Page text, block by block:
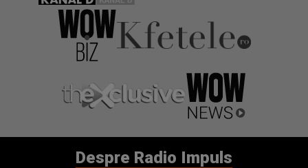
Despre Radio Impuls